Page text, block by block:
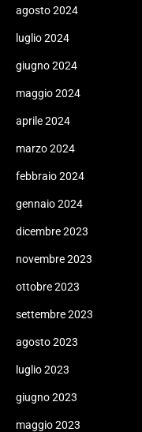
agosto 2024
luglio 2024
giugno 2024
maggio 2024
aprile 2024
marzo 2024
febbraio 2024
gennaio 2024
dicembre 2023
novembre 2023
ottobre 2023
settembre 2023
agosto 2023
luglio 2023
giugno 2023
maggio 2023